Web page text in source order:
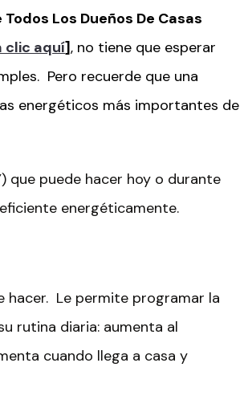
Todos Los Dueños De Casas
clic aquí], no tiene que esperar
Pero recuerde que una
energéticos más importantes de
que puede hacer hoy o durante
energéticamente.
hacer. Le permite programar la
rutina diaria: aumenta al
cuando llega a casa y